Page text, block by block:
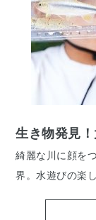
生き物発見！
綺麗な川に顔を
界。水遊びの楽